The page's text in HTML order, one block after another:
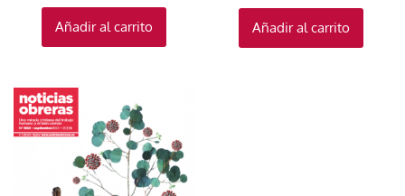
Añadir al carrito Añadir al carrito